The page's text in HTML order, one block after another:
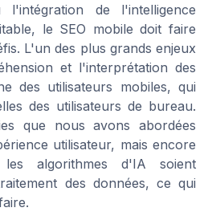
de l'intelligence
le SEO mobile doit faire
L'un des plus grands enjeux
et l'interprétation des
des utilisateurs mobiles, qui
des utilisateurs de bureau.
que nous avons abordées
utilisateur, mais encore
algorithmes d'IA soient
des données, ce qui